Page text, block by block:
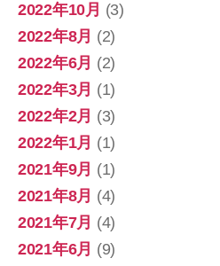
2022年10月 (3)
2022年8月 (2)
2022年6月 (2)
2022年3月 (1)
2022年2月 (3)
2022年1月 (1)
2021年9月 (1)
2021年8月 (4)
2021年7月 (4)
2021年6月 (9)